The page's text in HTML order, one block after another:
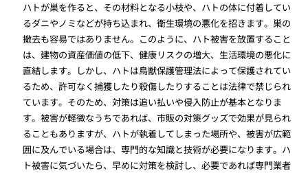
ハトが巣を作ると、その材料となる小枝や、ハトの体に付着してい
るダニやノミなどが持ち込まれ、衛生環境の悪化を招きます。巣の
撤去も容易ではありません。このように、ハト被害を放置すること
は、建物の資産価値の低下、健康リスクの増大、生活環境の悪化に
直結します。しかし、ハトは鳥獣保護管理法によって保護されてい
るため、許可なく捕獲したり殺傷したりすることは法律で禁じられ
ています。そのため、対策は追い払いや侵入防止が基本となりま
す。被害が軽微なうちであれば、市販の対策グッズで効果が見られ
ることもありますが、ハトが執着してしまった場所や、被害が広範
囲に及んでいる場合は、専門的な知識と技術が必要になります。ハ
ト被害に気づいたら、早めに対策を検討し、必要であれば専門業者